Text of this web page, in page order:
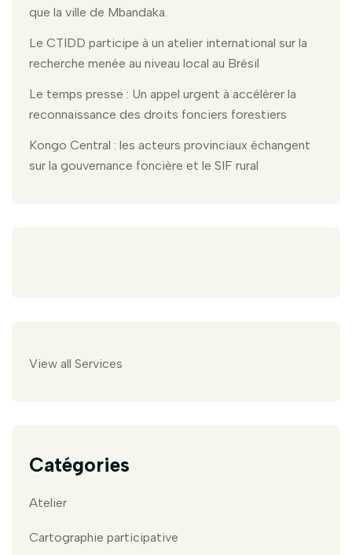
que la ville de Mbandaka.
Le CTIDD participe à un atelier international sur la
recherche menée au niveau local au Brésil
Le temps presse : Un appel urgent à accélérer la
reconnaissance des droits fonciers forestiers
Kongo Central : les acteurs provinciaux échangent
sur la gouvernance foncière et le SIF rural
View all Services
Catégories
Atelier
Cartographie participative